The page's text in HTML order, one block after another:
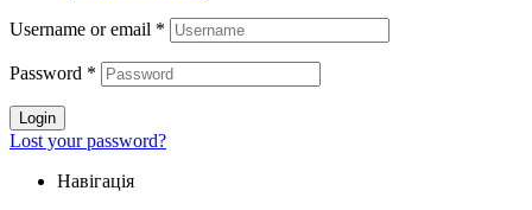
Username or email *
Password *
Login
Lost your password?
Навігація